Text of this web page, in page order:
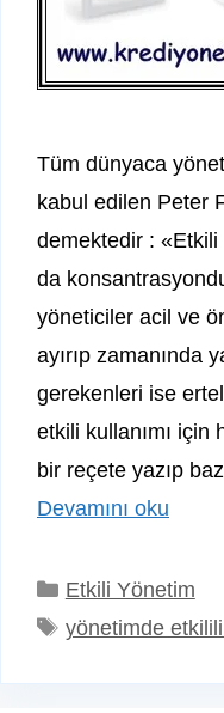
Tüm dünyaca
kabul edilen Peter
demektedir : «Etkili
da
yöneticiler acil ve
ayırıp zamanında
gerekenleri ise
etkili kullanımı
bir reçete yazıp
Devamını oku
Kategoriler
Etkili Yönetim
Etiketler
yönetimde